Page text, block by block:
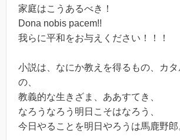
家庭はこうあるべき！
Dona nobis pacem!!
我らに平和をお与えください！！！
小説は、なにか教えを得るもの、カ
の、
教義的な生きざま、ああすてき、
なろうなろう明日こそはなろう、
今日やることを明日やろうは馬鹿野郎